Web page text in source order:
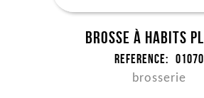
Brosse à habits
Reference: 01070
brosserie